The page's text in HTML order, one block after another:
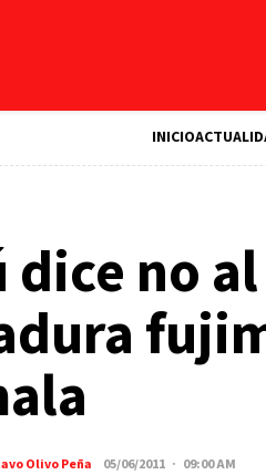
INICIO
dice no
Olivo Peña 05/06/2011 · 09:00 AM